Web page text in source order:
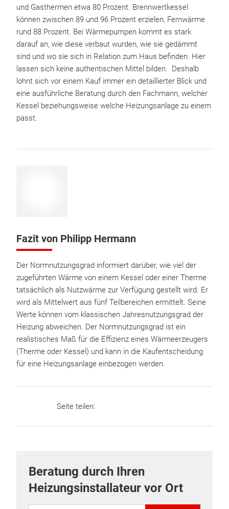
und Gasthermen etwa 80 Prozent. Brennwertkessel
können zwischen 89 und 96 Prozent erzielen, Fernwärme
rund 88 Prozent. Bei Wärmepumpen kommt es stark
darauf an, wie diese verbaut wurden, wie sie gedämmt
sind und wo sie sich in Relation zum Haus befinden. Hier
lassen sich keine authentischen Mittel bilden. Deshalb
lohnt sich vor einem Kauf immer ein detaillierter Blick und
eine ausführliche Beratung durch den Fachmann, welcher
Kessel beziehungsweise welche Heizungsanlage zu einem
passt.
Fazit von Philipp Hermann
Der Normnutzungsgrad informiert darüber, wie viel der
zugeführten Wärme von einem Kessel oder einer Therme
tatsächlich als Nutzwärme zur Verfügung gestellt wird. Er
wird als Mittelwert aus fünf Teilbereichen ermittelt. Seine
Werte können vom klassischen Jahresnutzungsgrad der
Heizung abweichen. Der Normnutzungsgrad ist ein
realistisches Maß für die Effizienz eines Wärmeerzeugers
(Therme oder Kessel) und kann in die Kaufentscheidung
für eine Heizungsanlage einbezogen werden.
Seite teilen:
Beratung durch Ihren
Heizungsinstallateur vor Ort